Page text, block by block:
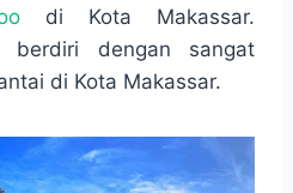
di Kota Makassar.
berdiri dengan sangat
di Kota Makassar.